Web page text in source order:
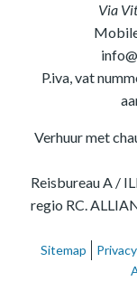
Via
P.iva, vat
Verhuur met
Reisbureau A /
regio RC.
Sitemap Privacy